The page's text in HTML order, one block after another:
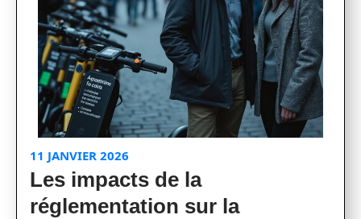
11 JANVIER 2026
Les impacts de la
réglementation sur la